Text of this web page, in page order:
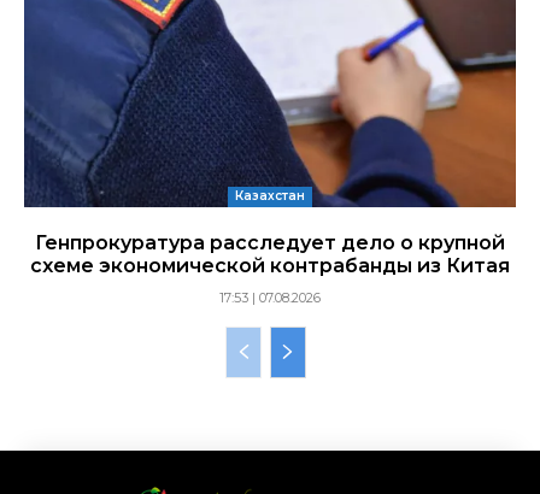
Казахстан
Генпрокуратура расследует дело о крупной
схеме экономической контрабанды из Китая
17:53 | 07.08.2026